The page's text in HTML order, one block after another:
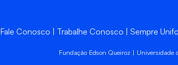
Fale Conosco Trabalhe Conosco Sempre
Fundação Edson Queiroz | Universidade